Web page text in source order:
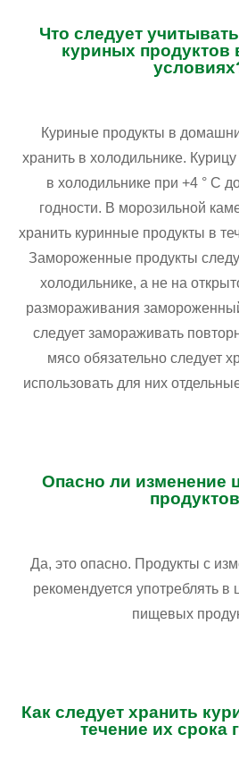
Что следует
куриных продуктов
Куриные продукты в
хранить в холодильнике.
в холодильнике при +4 ° C
годности. В морозильной
хранить куринные продукты в
Замороженные продукты
холодильнике, а не на
размораживания
следует замораживать
мясо обязательно следует
использовать для них
Опасно ли изменение
Да, это опасно. Продукты с
рекомендуется употреблять в
пищевых
Как следует хранить
течение их срока